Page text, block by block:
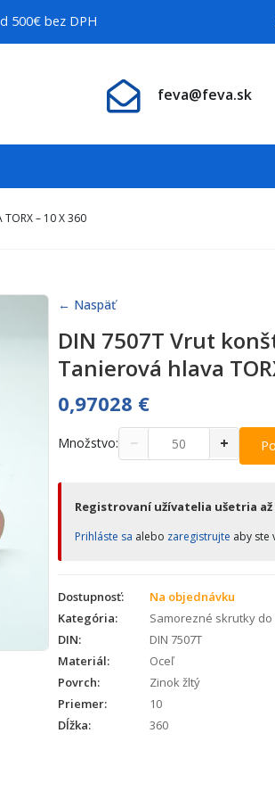
500€ bez DPH
feva@feva.sk
TORX – 10 X 360
← Naspäť
DIN 7507T Vrut
Tanierová hlava
0,97028 €
Množstvo: − +
Registrovaní užívatelia ušetria až
Prihláste sa alebo zaregistrujte aby ste
Dostupnosť:
Na objednávku
Kategória:
Samorezné skrutky
DIN:
DIN 7507T
Materiál:
Oceľ
Povrch:
Zinok žltý
Priemer:
10
Dĺžka:
360